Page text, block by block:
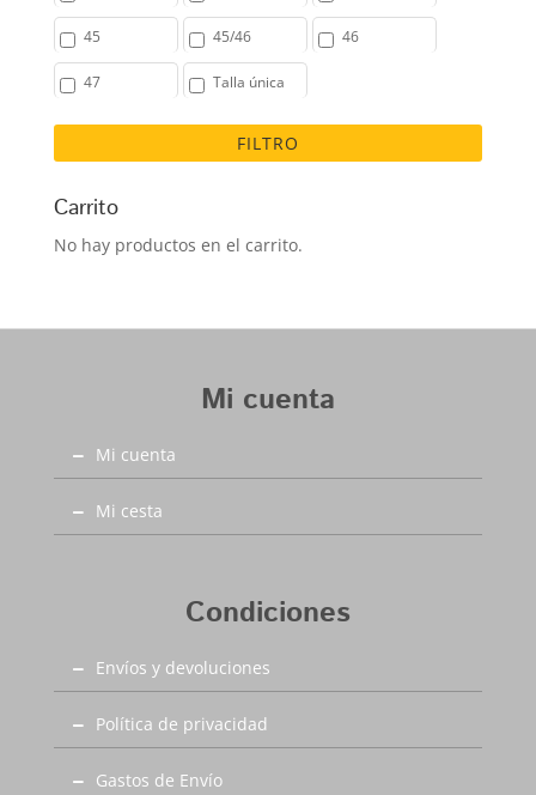
45 45/46 46
47 Talla única
FILTRO
Carrito
No hay productos en el carrito.
Mi cuenta
Mi cuenta
Mi cesta
Condiciones
Envíos y devoluciones
Política de privacidad
Gastos de Envío